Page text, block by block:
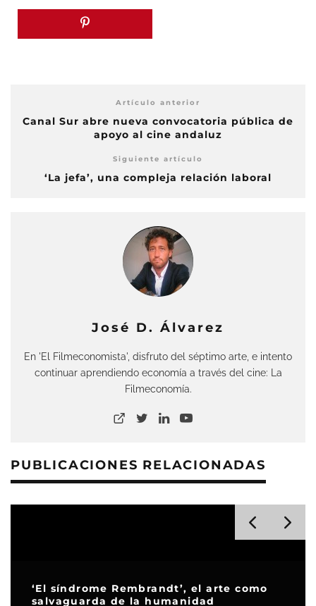
Artículo anterior
Canal Sur abre nueva convocatoria pública de
apoyo al cine andaluz
Siguiente artículo
‘La jefa’, una compleja relación laboral
José D. Álvarez
En 'El Filmeconomista', disfruto del séptimo arte, e intento
continuar aprendiendo economía a través del cine: La
Filmeconomía.
PUBLICACIONES RELACIONADAS
‘El síndrome Rembrandt’, el arte como
salvaguarda de la humanidad